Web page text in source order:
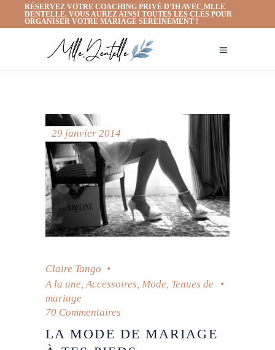
RÉSERVEZ VOTRE COACHING PRIVÉ D'1H AVEC MLLE
DENTELLE. VOUS AUREZ AINSI TOUTES LES CLÉS POUR
ORGANISER VOTRE MARIAGE SEREINEMENT !
29 janvier 2014
Claire Tango
A la une Accessoires Mode Tenues de
mariage
70 Commentaires
LA MODE DE MARIAGE